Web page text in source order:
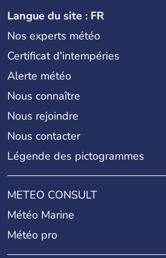
Langue du site : FR
Nos experts météo
Certificat d'intempéries
Alerte météo
Nous connaître
Nous rejoindre
Nous contacter
Légende des pictogrammes
METEO CONSULT
Météo Marine
Météo pro